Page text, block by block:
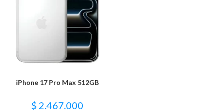
iPhone 17 Pro Max 512GB
$ 2.467.000